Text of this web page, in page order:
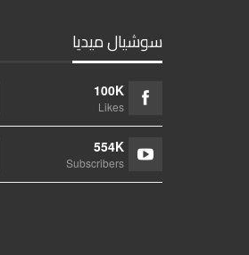
سوشيال ميديا
100K
Likes
554K
Subscribers